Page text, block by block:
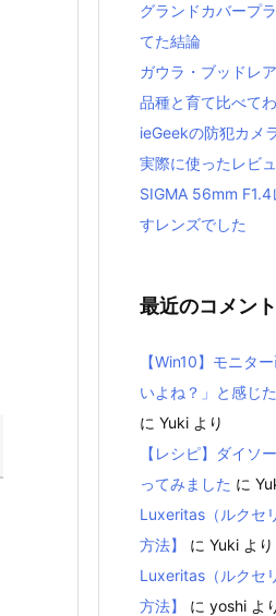
グランドカバープ
てた結論
ガウラ・ブッドレ
品種と育て比べて
ieGeekの防犯カメ
実際に使ったレビ
SIGMA 56mm
すレンズでした
最近のコメント
【Win10】モニタ
いよね？」と感じ
に Yuki より
【レシピ】ダイソ
ってみました に
Luxeritas（ルクセ
方法】
に Yuki より
Luxeritas（ルクセ
方法】
に yoshi よ